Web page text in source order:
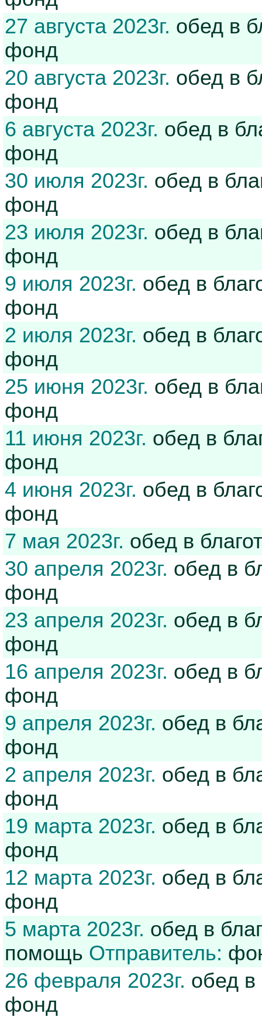
27 августа 2023г. обед в
фонд
20 августа 2023г. обед в
фонд
6 августа 2023г. обед в
фонд
30 июля 2023г. обед в
фонд
23 июля 2023г. обед в
фонд
9 июля 2023г. обед в
фонд
2 июля 2023г. обед в
фонд
25 июня 2023г. обед в
фонд
11 июня 2023г. обед в
фонд
4 июня 2023г. обед в
фонд
7 мая 2023г. обед в
30 апреля 2023г. обед в
фонд
23 апреля 2023г. обед в
фонд
16 апреля 2023г. обед в
фонд
9 апреля 2023г. обед в
фонд
2 апреля 2023г. обед в
фонд
19 марта 2023г. обед в
фонд
12 марта 2023г. обед в
фонд
5 марта 2023г. обед в
помощь Отправитель:
26 февраля 2023г. обед в
фонд